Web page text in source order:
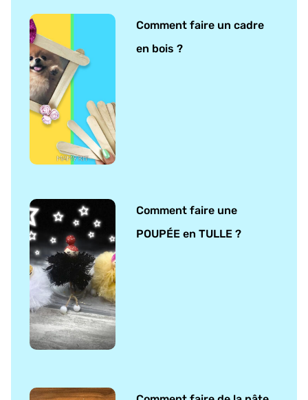
Comment faire un cadre
en bois ?
Comment faire une
POUPÉE en TULLE ?